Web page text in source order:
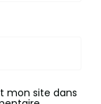
mon site dans